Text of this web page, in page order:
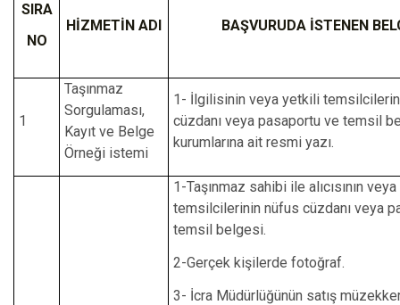
SIRA
NO
HİZMETİN ADI BAŞVURUDA İSTENEN
1
Taşınmaz
Sorgulaması,
Kayıt ve Belge
Örneği istemi
1- İlgilisinin veya yetkili
cüzdanı veya pasaportu ve temsil
kurumlarına ait resmi yazı.
1-Taşınmaz sahibi ile alıcısının
temsilcilerinin nüfus cüzdanı veya
temsil belgesi.
2-Gerçek kişilerde fotoğraf.
3- İcra Müdürlüğünün satış